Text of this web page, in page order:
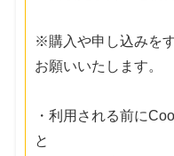
※購入や申し込みを
お願いいたします。
・利用される前に
と